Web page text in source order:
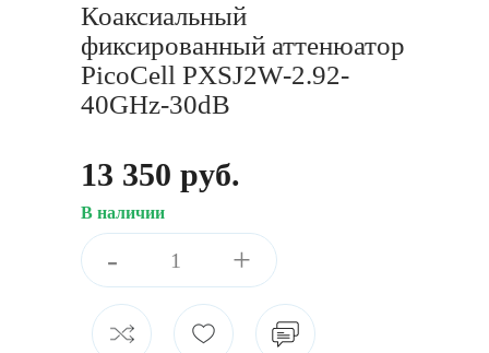
Коаксиальный
фиксированный аттенюатор
PicoCell PXSJ2W-2.92-
40GHz-30dB
13 350 руб.
В наличии
- +